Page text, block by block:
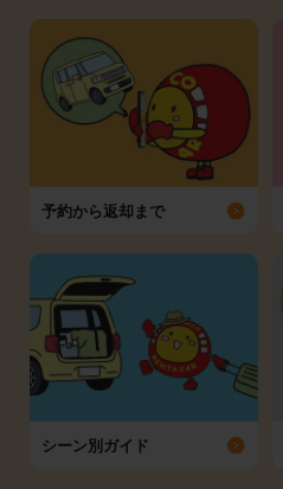
予約から返却まで
シーン別ガイド